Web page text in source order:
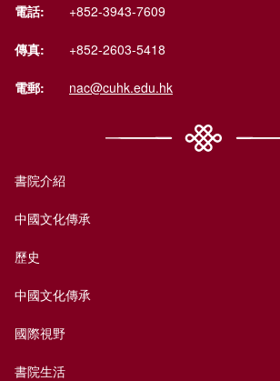
電話: +852-3943-7609
傳真: +852-2603-5418
電郵: nac@cuhk.edu.hk
書院介紹
中國文化傳承
歷史
中國文化傳承
國際視野
書院生活